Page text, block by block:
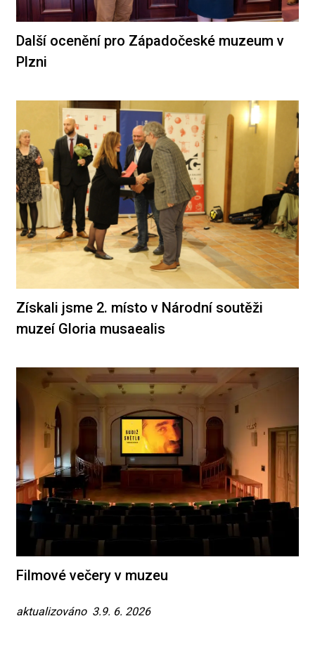
Další ocenění pro Západočeské muzeum v
Plzni
Získali jsme 2. místo v Národní soutěži
muzeí Gloria musaealis
Filmové večery v muzeu
aktualizováno 3.9. 6. 2026